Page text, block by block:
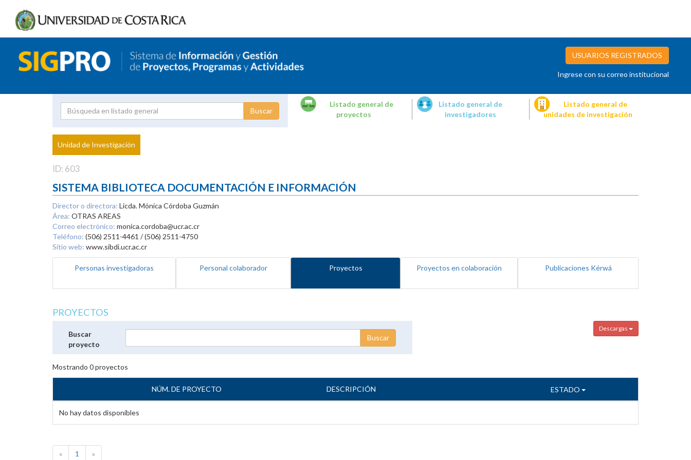
USUARIOS REGISTRADOS
Ingrese con su correo institucional
Proyecto
Investigador
Listado general de
proyectos
Listado general de
investigadores
Listado general de
unidades de investigación
Unidad de Investigación
ID: 603
SISTEMA BIBLIOTECA DOCUMENTACIÓN E INFORMACIÓN
Director o directora: Licda. Mónica Córdoba Guzmán
Área: OTRAS AREAS
Correo electrónico: monica.cordoba@ucr.ac.cr
Teléfono: (506) 2511-4461 / (506) 2511-4750
Sitio web: www.sibdi.ucr.ac.cr
Personas investigadoras Personal colaborador Proyectos Proyectos en colaboración Publicaciones Kérwá
PROYECTOS
Descargas
Buscar
proyecto
Mostrando 0proyectos
NÚM. DE PROYECTO DESCRIPCIÓN ESTADO
No hay datos disponibles
« 1 »